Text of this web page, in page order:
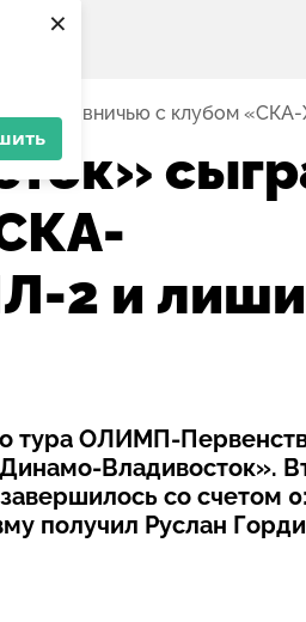
×
вничью с клубом
2 и
тура ОЛИМП-
Владивосток».
со счетом
получил Руслан